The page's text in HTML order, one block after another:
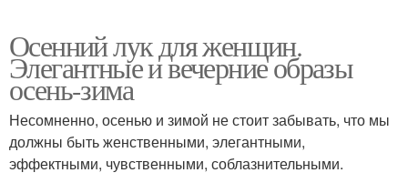
Осенний лук для женщин.
Элегантные и вечерние образы
осень-зима
Несомненно, осенью и зимой не стоит забывать, что мы
должны быть женственными, элегантными,
эффектными, чувственными, соблазнительными.